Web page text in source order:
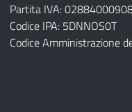
Partita IVA:
Codice IPA: 5DNNOS0T
Codice Amministrazione